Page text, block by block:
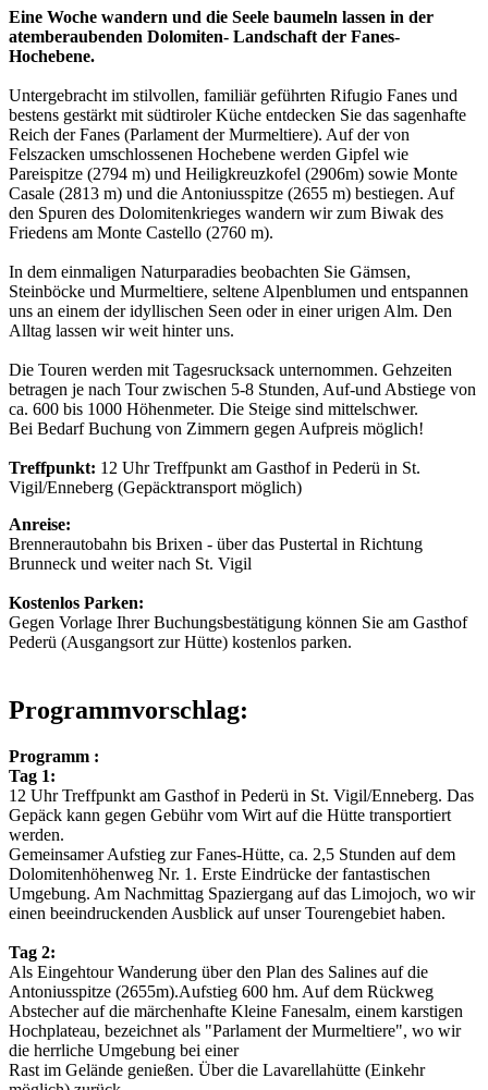
Eine Woche wandern und die Seele baumeln lassen in der
atemberaubenden Dolomiten- Landschaft der Fanes-
Hochebene.
Untergebracht im stilvollen, familiär geführten Rifugio Fanes und
bestens gestärkt mit südtiroler Küche entdecken Sie das sagenhafte
Reich der Fanes (Parlament der Murmeltiere). Auf der von
Felszacken umschlossenen Hochebene werden Gipfel wie
Pareispitze (2794 m) und Heiligkreuzkofel (2906m) sowie Monte
Casale (2813 m) und die Antoniusspitze (2655 m) bestiegen. Auf
den Spuren des Dolomitenkrieges wandern wir zum Biwak des
Friedens am Monte Castello (2760 m).
In dem einmaligen Naturparadies beobachten Sie Gämsen,
Steinböcke und Murmeltiere, seltene Alpenblumen und entspannen
uns an einem der idyllischen Seen oder in einer urigen Alm. Den
Alltag lassen wir weit hinter uns.
Die Touren werden mit Tagesrucksack unternommen. Gehzeiten
betragen je nach Tour zwischen 5-8 Stunden, Auf-und Abstiege von
ca. 600 bis 1000 Höhenmeter. Die Steige sind mittelschwer.
Bei Bedarf Buchung von Zimmern gegen Aufpreis möglich!
Treffpunkt: 12 Uhr Treffpunkt am Gasthof in Pederü in St.
Vigil/Enneberg (Gepäcktransport möglich)
Anreise:
Brennerautobahn bis Brixen - über das Pustertal in Richtung
Brunneck und weiter nach St. Vigil
Kostenlos Parken:
Gegen Vorlage Ihrer Buchungsbestätigung können Sie am Gasthof
Pederü (Ausgangsort zur Hütte) kostenlos parken.
Programmvorschlag:
Programm :
Tag 1:
12 Uhr Treffpunkt am Gasthof in Pederü in St. Vigil/Enneberg. Das
Gepäck kann gegen Gebühr vom Wirt auf die Hütte transportiert
werden.
Gemeinsamer Aufstieg zur Fanes-Hütte, ca. 2,5 Stunden auf dem
Dolomitenhöhenweg Nr. 1. Erste Eindrücke der fantastischen
Umgebung. Am Nachmittag Spaziergang auf das Limojoch, wo wir
einen beeindruckenden Ausblick auf unser Tourengebiet haben.
Tag 2:
Als Eingehtour Wanderung über den Plan des Salines auf die
Antoniusspitze (2655m).Aufstieg 600 hm. Auf dem Rückweg
Abstecher auf die märchenhafte Kleine Fanesalm, einem karstigen
Hochplateau, bezeichnet als "Parlament der Murmeltiere", wo wir
die herrliche Umgebung bei einer
Rast im Gelände genießen. Über die Lavarellahütte (Einkehr